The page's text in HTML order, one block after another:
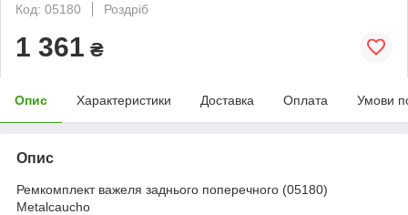
Код: 05180
Роздріб
1 361 ₴
Опис Характеристики Доставка Оплата Умови
Опис
Ремкомплект важеля заднього поперечного (05180)
Metalcaucho